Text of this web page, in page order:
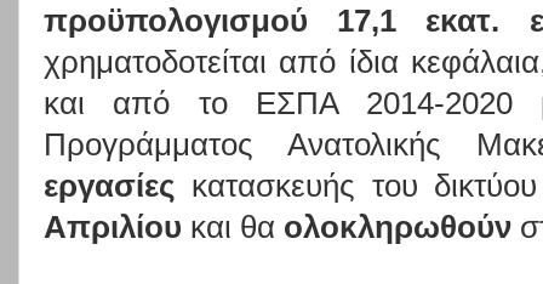
προϋπολογισμού 17,1 εκατ.
χρηματοδοτείται από ίδια
και από το ΕΣΠΑ 2014-2020
Προγράμματος Ανατολικής
εργασίες κατασκευής του
Απριλίου και θα ολοκληρωθούν